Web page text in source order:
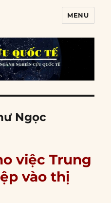
MENU
Ngọc
việc Trung
vào thị